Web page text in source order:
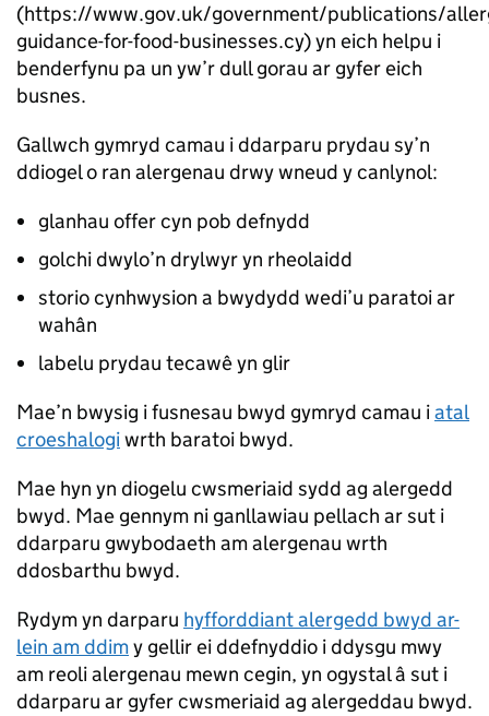
(https://www.gov.uk/government/publications/
guidance-for-food-businesses.cy) yn eich helpu i
benderfynu pa un yw’r dull gorau ar gyfer eich
busnes.
Gallwch gymryd camau i ddarparu prydau sy’n
ddiogel o ran alergenau drwy wneud y canlynol:
glanhau offer cyn pob defnydd
golchi dwylo’n drylwyr yn rheolaidd
storio cynhwysion a bwydydd wedi’u paratoi ar
wahân
labelu prydau tecawê yn glir
Mae’n bwysig i fusnesau bwyd gymryd camau iatal
croeshalogiwrth baratoi bwyd.
Mae hyn yn diogelu cwsmeriaid sydd ag alergedd
bwyd. Mae gennym ni ganllawiau pellach ar sut i
ddarparu gwybodaeth am alergenau wrth
ddosbarthu bwyd.
Rydym yn darparu hyfforddiant alergedd bwyd ar-
lein am ddimy gellir ei ddefnyddio i ddysgu mwy
am reoli alergenau mewn cegin, yn ogystal â sut i
ddarparu ar gyfer cwsmeriaid ag alergeddau bwyd.